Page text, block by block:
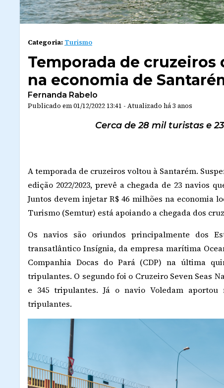
Categoria: Turismo
Temporada de
na economia de
Fernanda Rabelo
Publicado em01/12/2022 13:41 - Atualizado há 3 anos
Cerca de 28 mil turistas e
A temporada de cruzeiros voltou à Santarém.
edição 2022/2023, prevê a chegada de 23 navios
Juntos devem injetar R$ 46 milhões na economia
Turismo (Semtur) está apoiando a chegada dos
Os navios são oriundos principalmente dos
transatlântico Insígnia, da empresa marítima
Companhia Docas do Pará (CDP) na última
tripulantes. O segundo foi o Cruzeiro Seven Seas
e 345 tripulantes. Já o navio Voledam aportou
tripulantes.